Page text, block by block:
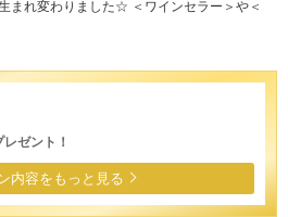
まれ変わりました☆ ＜ワインセラー＞や＜
ゼント！
内容をもっと見る